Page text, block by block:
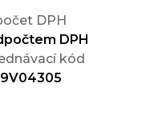
DPH
DPH
kód